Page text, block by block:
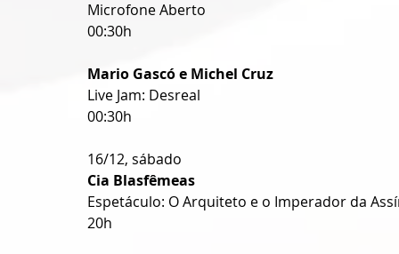
Microfone Aberto
00:30h
Mario Gascó e Michel Cruz
Live Jam: Desreal
00:30h
16/12, sábado
Cia Blasfêmeas
Espetáculo: O Arquiteto e o Imperador da
20h